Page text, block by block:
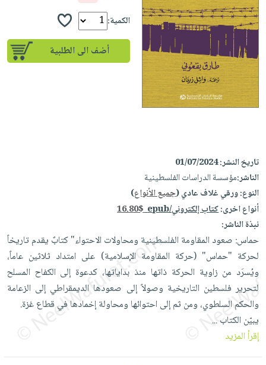
إختياراتنا
كتب
أكاديمية
صندوق
القراءة
English
iKitab
بلا
حدود
أسئلة
يتكرر
طرحها
Android
تحميل
iKitab
على
Apple
أسئلة
يتكرر
طرحها
تحميل
masmu3
على
Android
على
Apple
المواضيع
الأكثر
مبيعاً
إختياراتنا
وسائل
تعليمية
جوائز
تعليمية
الصحة
والعناية
الشخصية
جديد
الشخصية
العناية
وتصفيف
الشعر
العناية
بالجسم
العناية
بالأسنان
الحمية
والتغذية
والسفرة
جديد
الكل
أواني
الطهي
أدوات
الخبز
أدوات
المائدة
الأوعية
والتخزين
متجر
الهدايا
أقسام
الأكثر
مبيعاً
العودة
للمدارس
اكسسوارات
كتب
شحن
مجاني
بنود
مختارة
اشتراكات
كل
الكمية:
أضف الى الطلبية
تاريخ النشر:01/07/2024
الناشر:مؤسسة الدراسات الفلسطينية
النوع:ورقي غلاف عادي (جميع الأنواع)
أنواع اخرى:كتاب إلكتروني/epub
16.80$
نبذة الناشر:
حماس: صعود المقاومة الفلسطينية ومحاولات الاحتواء" كتابٌ يقدم تاريخاً
لحركة "حماس" (حركة المقاومة الإسلامية) على امتداد ثلاثين عاماً،
ويُسرَد من زاوية الحركة ذاتها منذ بداياتها، كدعوة إلى الكفاح المسلح
لتحرير فلسطين التاريخية وصولاً إلى صعودها الديمقراطي إلى الزعامة
والحكم السلطوي، ومن ثم إلى احتوائها ومحاولة إخمادها في قطاع غزة.
يبيّن الكتاب...
إقرأ المزيد